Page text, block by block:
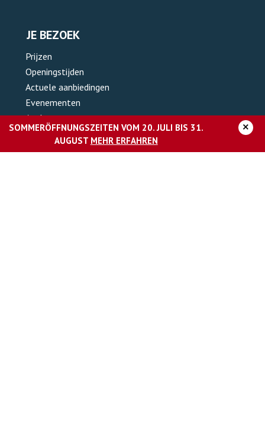
SOMMERÖFFNUNGSZEITEN VOM 20. JULI BIS 31.
AUGUST MEHR ERFAHREN
×
JE BEZOEK
Prijzen
Openingstijden
Actuele aanbiedingen
Evenementen
Aankomst
Contact
Groepsaanbiedingen